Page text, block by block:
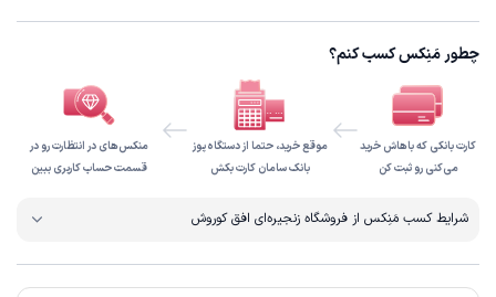
چطور مَنِکس کسب کنم؟
کارت بانکی که باهاش خرید
می‌کنی رو ثبت کن
موقع خرید، حتما از دستگاه پوز
بانک سامان کارت بکش
منکس‌های در انتظارت رو در
قسمت حساب کاربری ببین
شرایط کسب مَنِکس از فروشگاه زنجیره‌ای افق کوروش